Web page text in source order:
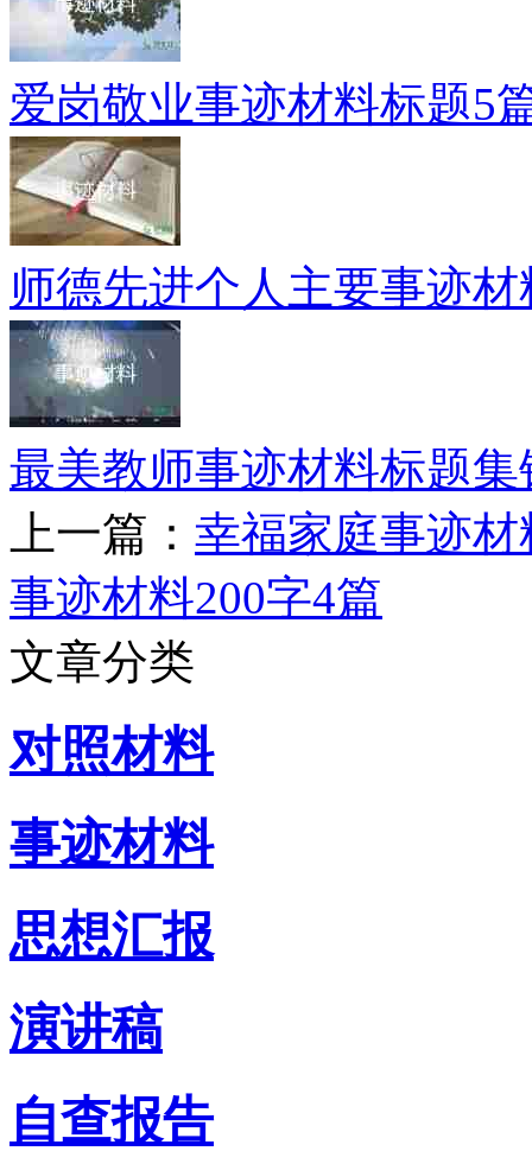
爱岗敬业事迹材料标题5
师德先进个人主要事迹
最美教师事迹材料标题集
上一篇： 幸福家庭事迹
事迹材料200字4篇
文章分类
对照材料
事迹材料
思想汇报
演讲稿
自查报告